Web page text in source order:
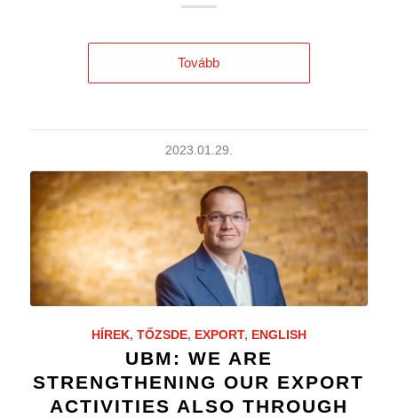
Tovább
2023.01.29.
HÍREK, TŐZSDE, EXPORT, ENGLISH
UBM: WE ARE
STRENGTHENING OUR EXPORT
ACTIVITIES ALSO THROUGH